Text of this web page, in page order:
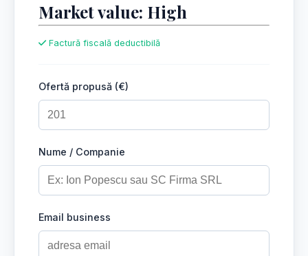
Market value: High
Factură fiscală deductibilă
Ofertă propusă (€)
Nume / Companie
Email business